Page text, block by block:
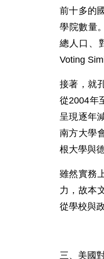
前十多的
學院數量
總人口、
Voting
接著，就
從2004年
呈現逐年
南方大學
根大學與
雖然實務
力，故本
從學校與
三、美國